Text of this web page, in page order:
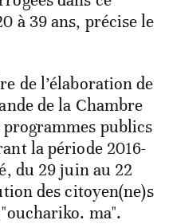
à 39 ans, précise le
de l’élaboration de
de la Chambre
publics
la période 2016-
du 29 juin au 22
des citoyen(ne)s
ma".